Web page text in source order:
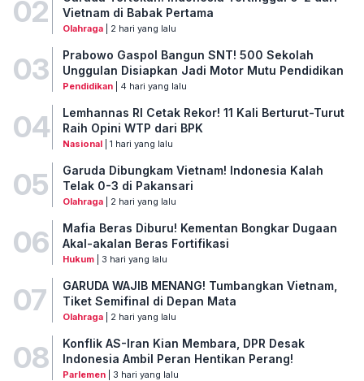
02
Vietnam di Babak Pertama
Olahraga| 2 hari yang lalu
03
Prabowo Gaspol Bangun SNT! 500 Sekolah
Unggulan Disiapkan Jadi Motor Mutu Pendidikan
Pendidikan| 4 hari yang lalu
04
Lemhannas RI Cetak Rekor! 11 Kali Berturut-Turut
Raih Opini WTP dari BPK
Nasional| 1 hari yang lalu
05
Garuda Dibungkam Vietnam! Indonesia Kalah
Telak 0-3 di Pakansari
Olahraga| 2 hari yang lalu
06
Mafia Beras Diburu! Kementan Bongkar Dugaan
Akal-akalan Beras Fortifikasi
Hukum| 3 hari yang lalu
07
GARUDA WAJIB MENANG! Tumbangkan Vietnam,
Tiket Semifinal di Depan Mata
Olahraga| 2 hari yang lalu
08
Konflik AS-Iran Kian Membara, DPR Desak
Indonesia Ambil Peran Hentikan Perang!
Parlemen| 3 hari yang lalu